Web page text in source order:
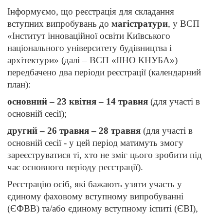
Інформуємо, що реєстрація для складання
вступних випробувань до магістратури, у ВСП
«Інститут інноваційної освіти Київського
національного університету будівництва і
архітектури» (далі – ВСП «ІІНО КНУБА»)
передбачено два періоди реєстрації (календарний
план):
основний – 23 квітня – 14 травня (для участі в
основній сесії);
другий – 26 травня – 28 травня (для участі в
основній сесії - у цей період матимуть змогу
зареєструватися ті, хто не зміг цього зробити під
час основного періоду реєстрації).
Реєстрацію осіб, які бажають узяти участь у
єдиному фаховому вступному випробуванні
(ЄФВВ) та/або єдиному вступному іспиті (ЄВІ),